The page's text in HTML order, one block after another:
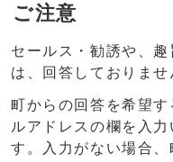
ご注意
セールス・勧誘や、
は、回答しておりませ
町からの回答を希望
ルアドレスの欄を入
す。入力がない場合